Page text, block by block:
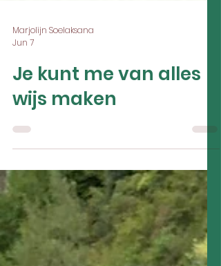
Marjolijn Soelaksana
Jun 7
Je kunt me van alles
wijs maken